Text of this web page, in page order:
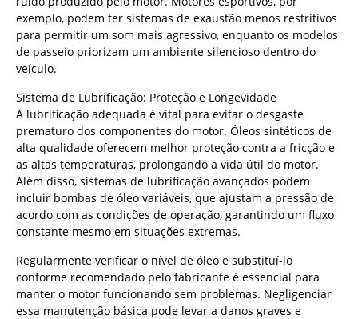
exemplo, podem ter sistemas de exaustão menos restritivos
para permitir um som mais agressivo, enquanto os modelos
de passeio priorizam um ambiente silencioso dentro do
veículo.
Sistema de Lubrificação: Proteção e Longevidade
A lubrificação adequada é vital para evitar o desgaste
prematuro dos componentes do motor. Óleos sintéticos de
alta qualidade oferecem melhor proteção contra a fricção e
as altas temperaturas, prolongando a vida útil do motor.
Além disso, sistemas de lubrificação avançados podem
incluir bombas de óleo variáveis, que ajustam a pressão de
acordo com as condições de operação, garantindo um fluxo
constante mesmo em situações extremas.
Regularmente verificar o nível de óleo e substituí-lo
conforme recomendado pelo fabricante é essencial para
manter o motor funcionando sem problemas. Negligenciar
essa manutenção básica pode levar a danos graves e